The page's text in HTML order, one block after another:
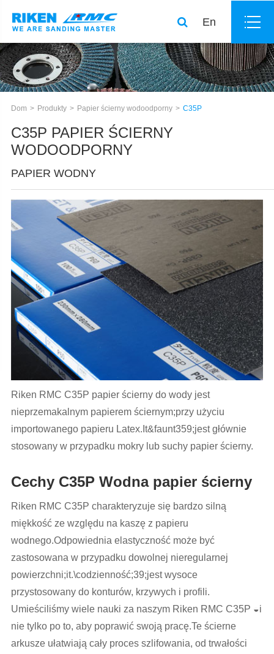
En
Dom Produkty Papier ścierny wodoodporny C35P
C35P PAPIER ŚCIERNY
WODOODPORNY
PAPIER WODNY
Riken RMC C35P papier ścierny do wody jest
nieprzemakalnym papierem ściernym;przy użyciu
importowanego papieru Latex.It&faunt359;jest głównie
stosowany w przypadku mokry lub suchy papier ścierny.
Cechy C35P Wodna papier ścierny
Riken RMC C35P charakteryzuje się bardzo silną
miękkość ze względu na kaszę z papieru
wodnego.Odpowiednia elastyczność może być
zastosowana w przypadku dowolnej nieregularnej
powierzchni;it.\codzienność;39;jest wysoce
przystosowany do konturów, krzywych i profili.
Umieściliśmy wiele nauki za naszym Riken RMC C35P ◒i
nie tylko po to, aby poprawić swoją pracę.Te ścierne
arkusze ułatwiają cały proces szlifowania, od trwałości